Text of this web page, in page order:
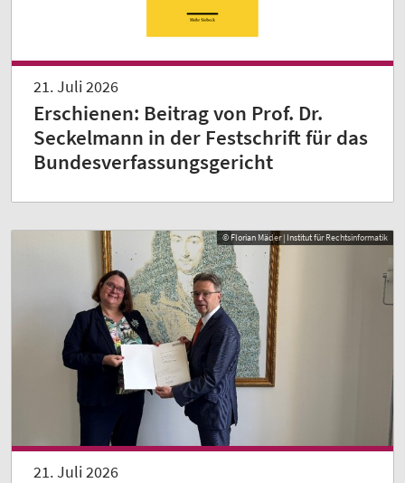
21. Juli 2026
Erschienen: Beitrag von Prof. Dr.
Seckelmann in der Festschrift für das
Bundesverfassungsgericht
© Florian Mäder | Institut für Rechtsinformatik
21. Juli 2026